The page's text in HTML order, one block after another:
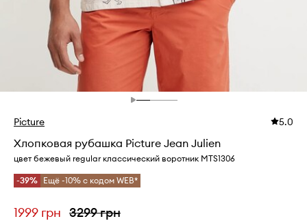
Picture 5.0
Хлопковая рубашка Picture Jean Julien
цвет бежевый regular классический воротник MTS1306
-39% Ещё -10% с кодом WEB*
1999 грн 3299 грн